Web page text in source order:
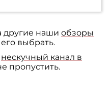
другие наши обзоры
выбрать.
нескучный канал в
пропустить.